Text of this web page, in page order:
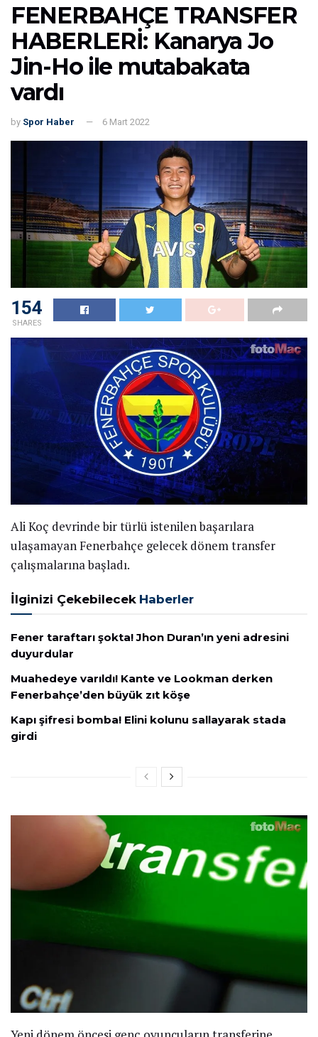
FENERBAHÇE TRANSFER
HABERLERİ: Kanarya Jo
Jin-Ho ile mutabakata
vardı
by Spor Haber 6 Mart 2022
154
SHARES
Ali Koç devrinde bir türlü istenilen başarılara
ulaşamayan Fenerbahçe gelecek dönem transfer
çalışmalarına başladı.
İlginizi Çekebilecek Haberler
Fener taraftarı şokta! Jhon Duran’ın yeni adresini
duyurdular
Muahedeye varıldı! Kante ve Lookman derken
Fenerbahçe’den büyük zıt köşe
Kapı şifresi bomba! Elini kolunu sallayarak stada
girdi